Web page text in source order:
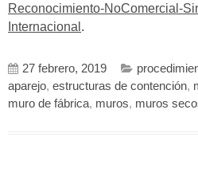
Reconocimiento-NoComercial-
Internacional .
27 febrero, 2019
aparejo, estructuras de contención,
muro de fábrica, muros, muros